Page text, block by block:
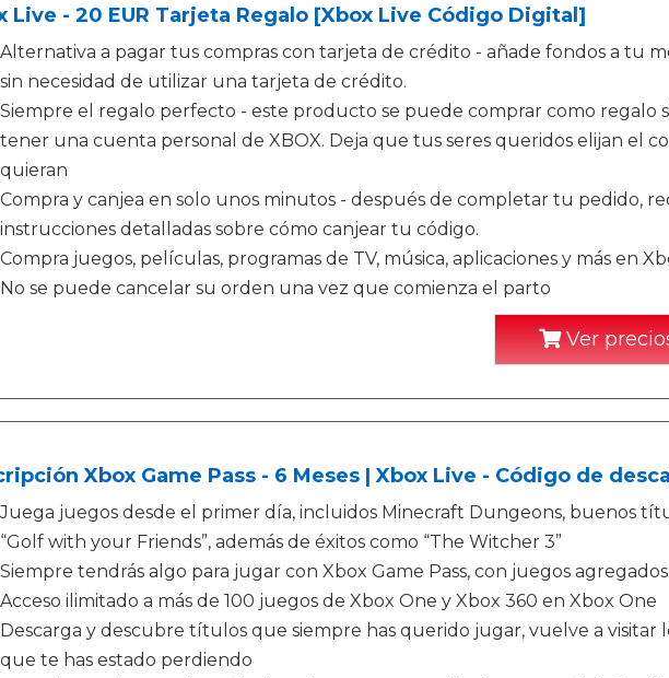
Live - 20 EUR Tarjeta Regalo [Xbox Live Código Digital]
Alternativa a pagar tus compras con tarjeta de crédito - añade fondos a tu
sin necesidad de utilizar una tarjeta de crédito.
Siempre el regalo perfecto - este producto se puede comprar como regalo
tener una cuenta personal de XBOX. Deja que tus seres queridos elijan el
quieran
Compra y canjea en solo unos minutos - después de completar tu pedido,
instrucciones detalladas sobre cómo canjear tu código.
Compra juegos, películas, programas de TV, música, aplicaciones y más en
No se puede cancelar su orden una vez que comienza el parto
Ver
Xbox Game Pass - 6 Meses | Xbox Live - Código de
Juega juegos desde el primer día, incluidos Minecraft Dungeons, buenos
“Golf with your Friends”, además de éxitos como “The Witcher 3”
Siempre tendrás algo para jugar con Xbox Game Pass, con juegos
Acceso ilimitado a más de 100 juegos de Xbox One y Xbox 360 en Xbox One
Descarga y descubre títulos que siempre has querido jugar, vuelve a visitar
que te has estado perdiendo